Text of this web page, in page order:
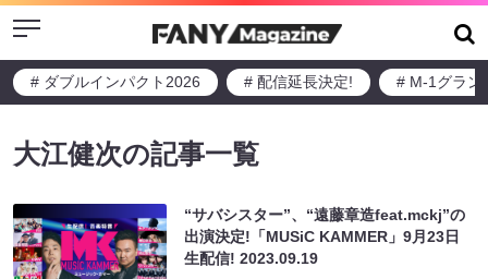
Menu
# ダブルインパクト2026 # 配信延長決定! # M-1グラン
大江健次の記事一覧
“サバシスター”、“遠藤章造feat.mckj”の
出演決定!「MUSiC KAMMER」9月23日
生配信!2023.09.19